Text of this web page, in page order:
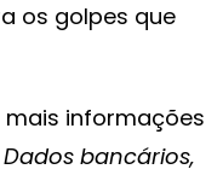
os golpes que
informações
Dados bancários,